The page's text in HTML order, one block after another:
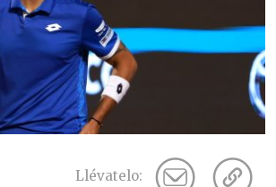
Llévatelo: